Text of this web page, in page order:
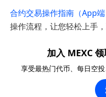
合约交易操作指南（App端
操作流程，让您轻松上手，
加入 MEXC 领
享受最热门代币、每日空